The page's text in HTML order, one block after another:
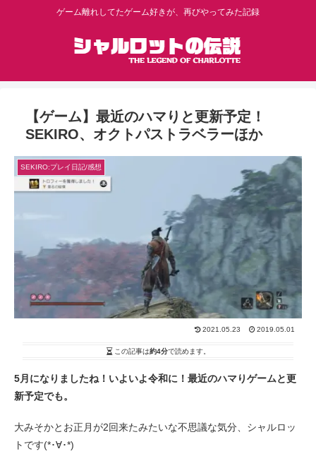
ゲーム離れしてたゲーム好きが、再びやってみた記録
【ゲーム】最近のハマりと更新予定！
SEKIRO、オクトパストラベラーほか
SEKIRO:プレイ日記/感想
2021.05.23 2019.05.01
この記事は約4分で読めます。
5月になりましたね！いよいよ令和に！最近のハマりゲームと更
新予定でも。
大みそかとお正月が2回来たみたいな不思議な気分、シャルロッ
トです(*･∀･*)